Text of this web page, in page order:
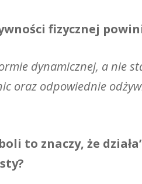
fizycznej
dynamicznej, a nie
oraz odpowiednie
to znaczy, że